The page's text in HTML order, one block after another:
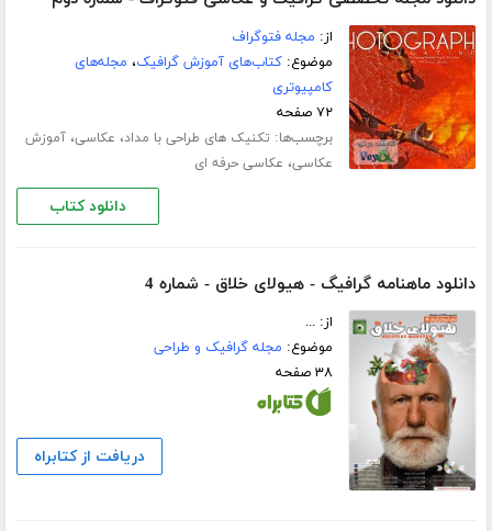
از: مجله فتوگراف
موضوع:کتاب‌های آموزش گرافیک، مجله‌های
کامپیوتری
۷۲ صفحه
برچسب‌ها: تکنیک های طراحی با مداد، عکاسی،آموزش
عکاسی، عکاسی حرفه ای
دانلود کتاب
دانلود ماهنامه گرافیگ - هیولای خلاق - شماره 4
از: ...
موضوع: مجله گرافیک و طراحی
۳۸ صفحه
دریافت از کتابراه